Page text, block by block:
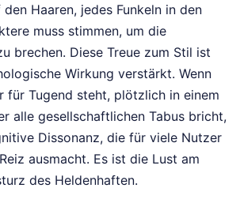
Haaren, jedes Funkeln in den
muss stimmen, um die
brechen. Diese Treue zum Stil ist
Wirkung verstärkt. Wenn
für Tugend steht, plötzlich in einem
alle gesellschaftlichen Tabus bricht,
Dissonanz, die für viele Nutzer
ausmacht. Es ist die Lust am
des Heldenhaften.